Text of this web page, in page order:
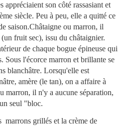
appréciaient son côté rassasiant et
siècle. Peu à peu, elle a quitté ce
saison.Châtaigne ou marron, il
fruit sec), issu du châtaignier.
de chaque bogue épineuse qui
Sous l'écorce marron et brillante se
blanchâtre. Lorsqu'elle est
amère (le tan), on a affaire à
marron, il n'y a aucune séparation,
seul "bloc.
marrons grillés et la crème de